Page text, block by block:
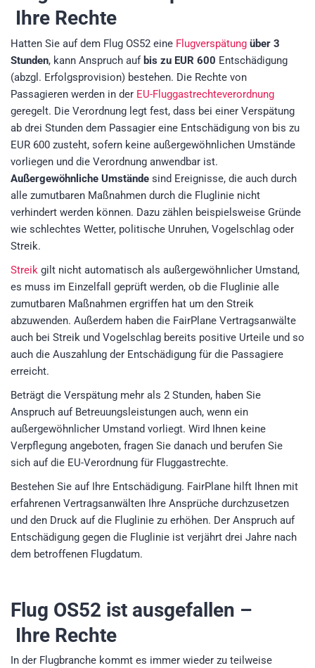
Ihre Rechte
Hatten Sie auf dem Flug OS52 eine Flugverspätung über 3
Stunden, kann Anspruch auf bis zu EUR 600 Entschädigung
(abzgl. Erfolgsprovision) bestehen. Die Rechte von
Passagieren werden in der EU-Fluggastrechteverordnung
geregelt. Die Verordnung legt fest, dass bei einer Verspätung
ab drei Stunden dem Passagier eine Entschädigung von bis zu
EUR 600 zusteht, sofern keine außergewöhnlichen Umstände
vorliegen und die Verordnung anwendbar ist.
Außergewöhnliche Umstände sind Ereignisse, die auch durch
alle zumutbaren Maßnahmen durch die Fluglinie nicht
verhindert werden können. Dazu zählen beispielsweise Gründe
wie schlechtes Wetter, politische Unruhen, Vogelschlag oder
Streik.
Streik gilt nicht automatisch als außergewöhnlicher Umstand,
es muss im Einzelfall geprüft werden, ob die Fluglinie alle
zumutbaren Maßnahmen ergriffen hat um den Streik
abzuwenden. Außerdem haben die FairPlane Vertragsanwälte
auch bei Streik und Vogelschlag bereits positive Urteile und so
auch die Auszahlung der Entschädigung für die Passagiere
erreicht.
Beträgt die Verspätung mehr als 2 Stunden, haben Sie
Anspruch auf Betreuungsleistungen auch, wenn ein
außergewöhnlicher Umstand vorliegt. Wird Ihnen keine
Verpflegung angeboten, fragen Sie danach und berufen Sie
sich auf die EU-Verordnung für Fluggastrechte.
Bestehen Sie auf Ihre Entschädigung. FairPlane hilft Ihnen mit
erfahrenen Vertragsanwälten Ihre Ansprüche durchzusetzen
und den Druck auf die Fluglinie zu erhöhen. Der Anspruch auf
Entschädigung gegen die Fluglinie ist verjährt drei Jahre nach
dem betroffenen Flugdatum.
Flug OS52 ist ausgefallen –
Ihre Rechte
In der Flugbranche kommt es immer wieder zu teilweise